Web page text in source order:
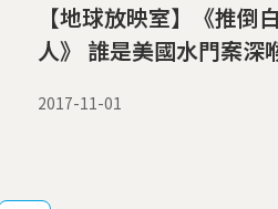
【地球放映室】《推倒
人》 誰是美國水門案深
2017-11-01